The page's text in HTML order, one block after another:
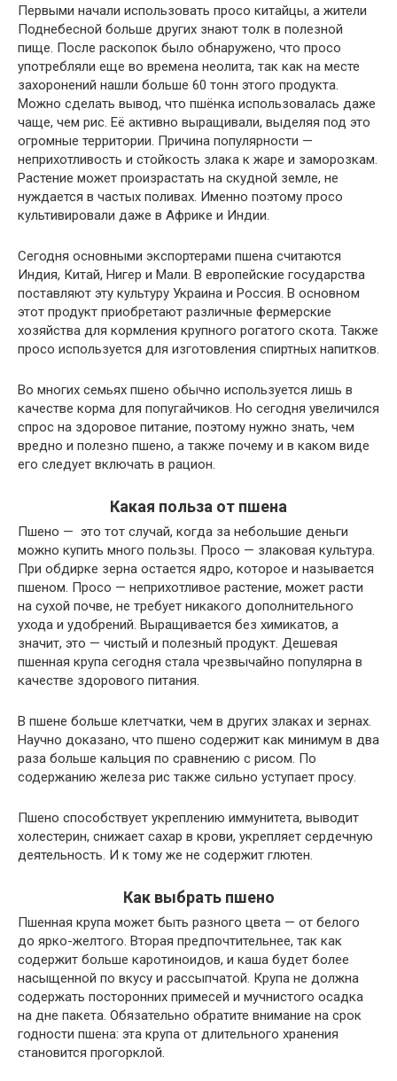
Первыми начали использовать просо китайцы, а жители
Поднебесной больше других знают толк в полезной
пище. После раскопок было обнаружено, что просо
употребляли еще во времена неолита, так как на месте
захоронений нашли больше 60 тонн этого продукта.
Можно сделать вывод, что пшёнка использовалась даже
чаще, чем рис. Её активно выращивали, выделяя под это
огромные территории. Причина популярности —
неприхотливость и стойкость злака к жаре и заморозкам.
Растение может произрастать на скудной земле, не
нуждается в частых поливах. Именно поэтому просо
культивировали даже в Африке и Индии.
Сегодня основными экспортерами пшена считаются
Индия, Китай, Нигер и Мали. В европейские государства
поставляют эту культуру Украина и Россия. В основном
этот продукт приобретают различные фермерские
хозяйства для кормления крупного рогатого скота. Также
просо используется для изготовления спиртных напитков.
Во многих семьях пшено обычно используется лишь в
качестве корма для попугайчиков. Но сегодня увеличился
спрос на здоровое питание, поэтому нужно знать, чем
вредно и полезно пшено, а также почему и в каком виде
его следует включать в рацион.
Какая польза от пшена
Пшено — это тот случай, когда за небольшие деньги
можно купить много пользы. Просо — злаковая культура.
При обдирке зерна остается ядро, которое и называется
пшеном. Просо — неприхотливое растение, может расти
на сухой почве, не требует никакого дополнительного
ухода и удобрений. Выращивается без химикатов, а
значит, это — чистый и полезный продукт. Дешевая
пшенная крупа сегодня стала чрезвычайно популярна в
качестве здорового питания.
В пшене больше клетчатки, чем в других злаках и зернах.
Научно доказано, что пшено содержит как минимум в два
раза больше кальция по сравнению с рисом. По
содержанию железа рис также сильно уступает просу.
Пшено способствует укреплению иммунитета, выводит
холестерин, снижает сахар в крови, укрепляет сердечную
деятельность. И к тому же не содержит глютен.
Как выбрать пшено
Пшенная крупа может быть разного цвета — от белого
до ярко-желтого. Вторая предпочтительнее, так как
содержит больше каротиноидов, и каша будет более
насыщенной по вкусу и рассыпчатой. Крупа не должна
содержать посторонних примесей и мучнистого осадка
на дне пакета. Обязательно обратите внимание на срок
годности пшена: эта крупа от длительного хранения
становится прогорклой.